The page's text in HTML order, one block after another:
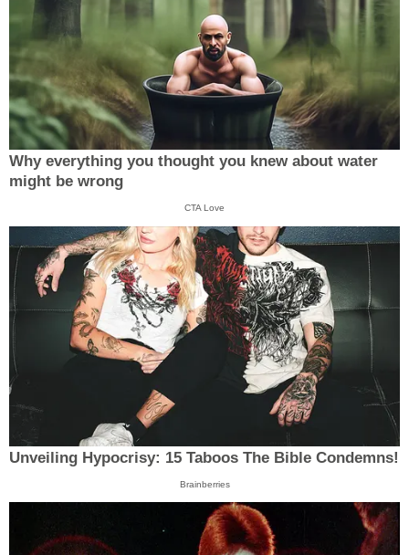
Why everything you thought you knew about water
might be wrong
CTA Love
Unveiling Hypocrisy: 15 Taboos The Bible Condemns!
Brainberries